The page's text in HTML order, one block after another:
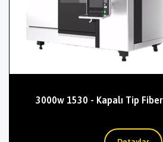
3000w 1530 - Kapalı Tip